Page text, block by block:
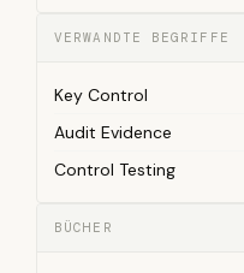
VERWANDTE BEGRIFFE
Key Control
Audit Evidence
Control Testing
BÜCHER